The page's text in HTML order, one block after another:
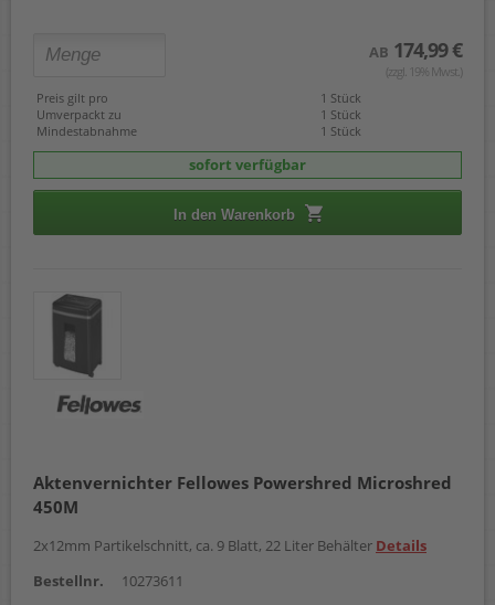
AB 174,99 €
(zzgl. 19% Mwst.)
Preis gilt pro
1 Stück
Umverpackt zu
1 Stück
Mindestabnahme
1 Stück
sofort verfügbar
In den Warenkorb
Aktenvernichter Fellowes Powershred Microshred
450M
2x12mm Partikelschnitt, ca. 9 Blatt, 22 Liter Behälter Details
Bestellnr.
10273611